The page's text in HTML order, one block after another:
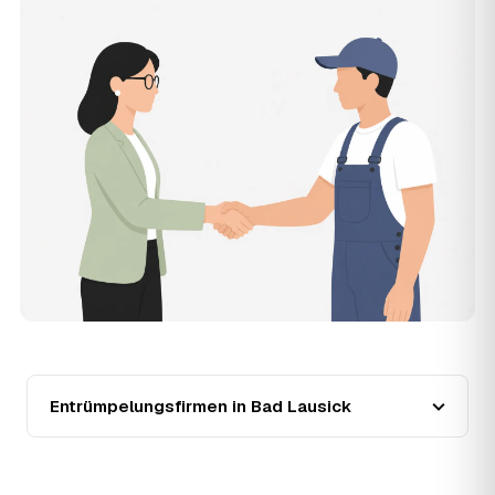
Zentrum ist Vermittler: Sie schildern einmal, was raus
muss, und erhalten mehrere Festpreis-Angebote geprüfter
Entrümpler aus Bad Lausick zum Vergleichen. Bezahlt wird
nur der Entrümpler, den Sie selbst auswählen.
Was kostet die Entrümpelung einer normalen
Wohnung in Bad Lausick?
Für eine durchschnittliche Wohnung mit rund 65 m² liegen
die Kosten in Bad Lausick bei etwa 1.840 €, das
entspricht im Schnitt rund 30,8 € je Quadratmeter.
Zugänglichkeit (Etage, Aufzug), Menge und Sperrmüllanteil
verschieben den Preis nach oben oder unten — den
genauen Festpreis nennt Ihnen der Entrümpler nach
kurzer Beschreibung.
Seit 2020 verlief die Preisentwicklung in Bad Lausick
stabil (±1 %), mit dem bisherigen Höchststand im Jahr
2021. Eine Prognose lässt sich daraus nicht ableiten,
Entrümpelungsfirmen in Bad Lausick